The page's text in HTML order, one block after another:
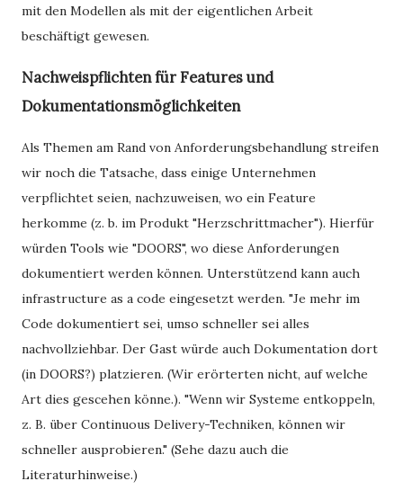
mit den Modellen als mit der eigentlichen Arbeit
beschäftigt gewesen.
Nachweispflichten für Features und
Dokumentationsmöglichkeiten
Als Themen am Rand von Anforderungsbehandlung streifen
wir noch die Tatsache, dass einige Unternehmen
verpflichtet seien, nachzuweisen, wo ein Feature
herkomme (z. b. im Produkt "Herzschrittmacher"). Hierfür
würden Tools wie "DOORS", wo diese Anforderungen
dokumentiert werden können. Unterstützend kann auch
infrastructure as a code eingesetzt werden. "Je mehr im
Code dokumentiert sei, umso schneller sei alles
nachvollziehbar. Der Gast würde auch Dokumentation dort
(in DOORS?) platzieren. (Wir erörterten nicht, auf welche
Art dies gescehen könne.). "Wenn wir Systeme entkoppeln,
z. B. über Continuous Delivery-Techniken, können wir
schneller ausprobieren." (Sehe dazu auch die
Literaturhinweise.)